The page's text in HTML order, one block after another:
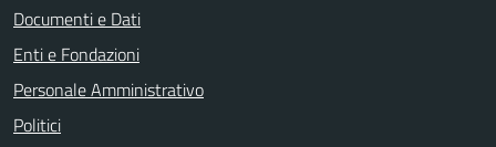
Documenti e Dati
Enti e Fondazioni
Personale Amministrativo
Politici